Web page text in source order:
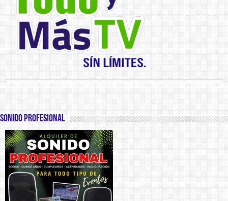
SONIDO PROFESIONAL